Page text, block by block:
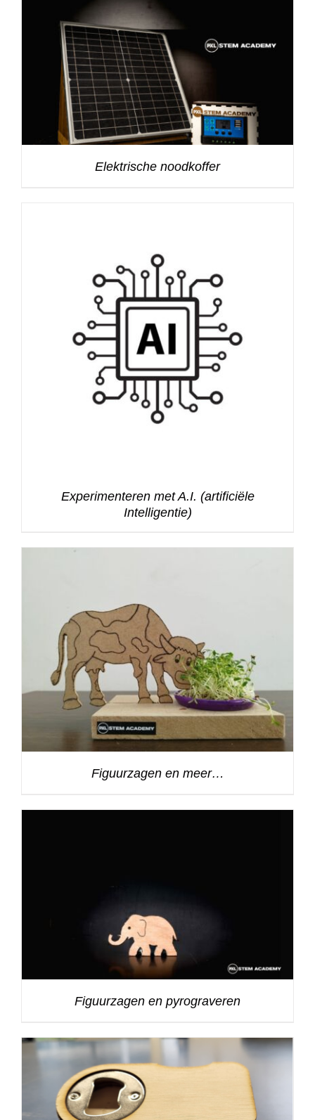
Elektrische noodkoffer
Experimenteren met A.I. (artificiële
Intelligentie)
Figuurzagen en meer…
Figuurzagen en pyrograveren